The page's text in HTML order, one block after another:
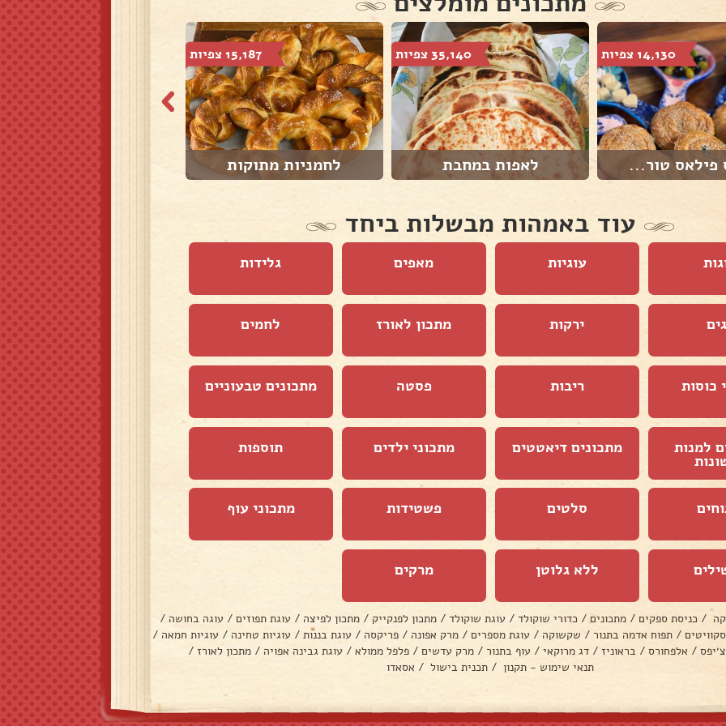
14,130 צפיות
פילאס טור...
35,140 צפיות
לאפות במחבת
15,187 צפיות
לחמניות מתוקות
עוד באמהות מבשלות ביחד
עוגיות מאפים גלידות
ירקות מתכון לאורז לחמים
כוסות ריבות פסטה מתכונים טבעוניים
למנות מתכונים דיאטטים מתכוני ילדים תוספות
סלטים פשטידות מתכוני עוף
ללא גלוטן מרקים
/ כניסת ספקים / מתכונים / כדורי שוקולד / עוגת שוקולד / מתכון לפנקייק / מתכון לפיצה / עוגת תפוזים / עוגה בחושה /
/ תפוח אדמה בתנור / שקשוקה / עוגת מספרים / מרק אפונה / פריקסה / עוגת בננות / עוגיות טחינה / עוגיות חמאה /
/ אלפחורס / בראוניז / דג מרוקאי / עוף בתנור / מרק עדשים / פלפל ממולא / עוגת גבינה אפויה / מתכון לאורז /
תנאי שימוש - תקנון / תכנית בישול / אסאדו